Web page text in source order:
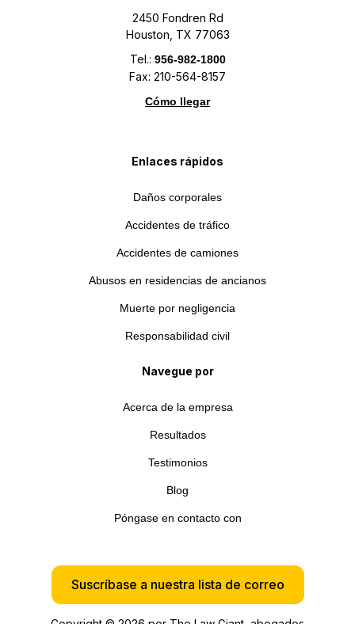
2450 Fondren Rd
Houston, TX 77063
Tel.: 956-982-1800
Fax: 210-564-8157
Cómo llegar
Enlaces rápidos
Daños corporales
Accidentes de tráfico
Accidentes de camiones
Abusos en residencias de ancianos
Muerte por negligencia
Responsabilidad civil
Navegue por
Acerca de la empresa
Resultados
Testimonios
Blog
Póngase en contacto con
Suscríbase a nuestra lista de correo